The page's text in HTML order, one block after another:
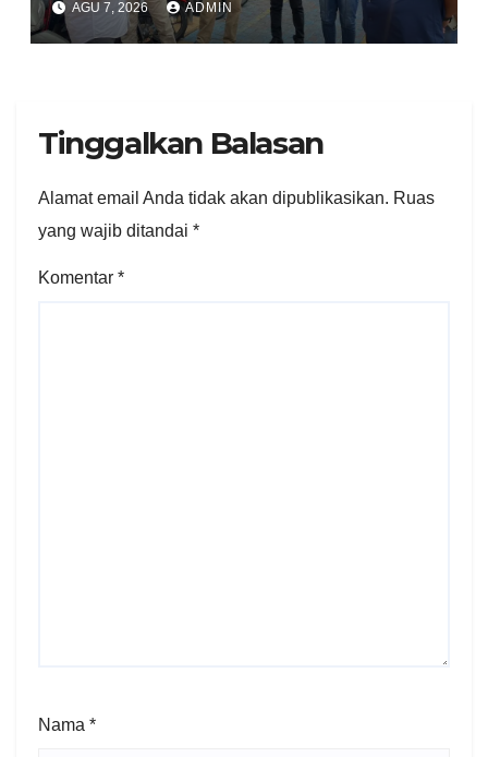
Pemilik Yang sah
AGU 7, 2026 ADMIN
Tinggalkan Balasan
Alamat email Anda tidak akan dipublikasikan. Ruas
yang wajib ditandai *
Komentar *
Nama *